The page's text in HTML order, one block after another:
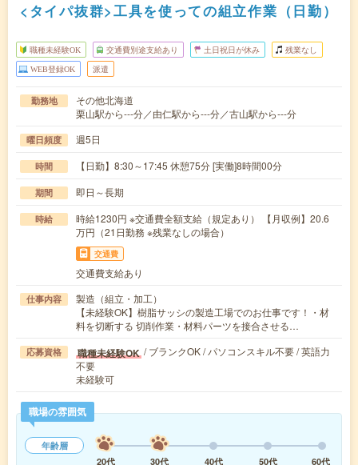
<タイパ抜群>工具を使っての組立作業（日勤）
職種未経験OK 交通費別途支給あり 土日祝日が休み 残業なし
WEB登録OK 派遣
勤務地
その他北海道
栗山駅から---分／由仁駅から---分／古山駅から---分
曜日頻度 週5日
時間 【日勤】8:30～17:45 休憩75分 [実働]8時間00分
期間 即日～長期
時給
時給1230円 ※交通費全額支給（規定あり） 【月収例】20.6
万円（21日勤務 ※残業なしの場合）
交通費
交通費支給あり
仕事内容
製造（組立・加工）
【未経験OK】樹脂サッシの製造工場でのお仕事です！・材
料を切断する 切削作業・材料パーツを接合させる…
応募資格 職種未経験OK / ブランクOK / パソコンスキル不要 / 英語力
不要
未経験可
職場の雰囲気
年齢層
20代
30代 40代 50代 60代